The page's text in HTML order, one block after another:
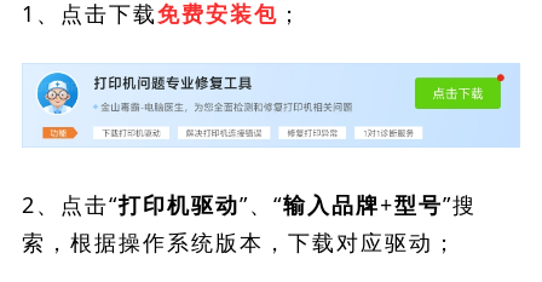
1、点击下载免费安装包 ；
2、点击“打印机驱动”、“输入品牌+型号”搜
索，根据操作系统版本，下载对应驱动；